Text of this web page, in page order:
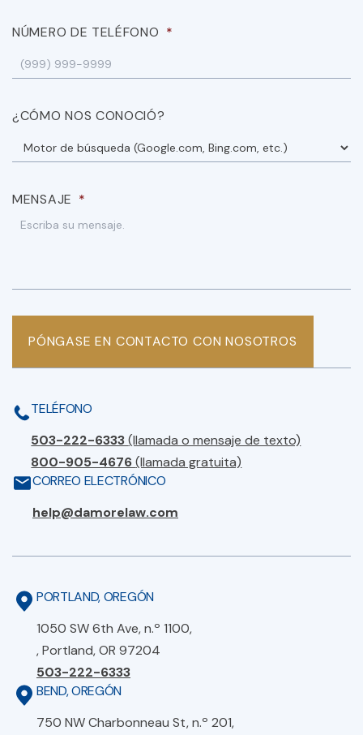
NÚMERO DE TELÉFONO *
¿CÓMO NOS CONOCIÓ?
MENSAJE *
PÓNGASE EN CONTACTO CON NOSOTROS
TELÉFONO
503-222-6333(llamada o mensaje de texto)
800-905-4676(llamada gratuita)
CORREO ELECTRÓNICO
help@damorelaw.com
PORTLAND, OREGÓN
1050 SW 6th Ave, n.º 1100,
, Portland, OR 97204
503-222-6333
BEND, OREGÓN
750 NW Charbonneau St, n.º 201,